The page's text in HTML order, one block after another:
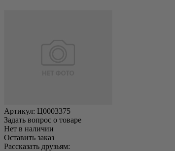
Артикул: Ц0003375
Задать вопрос о товаре
Нет в наличии
Оставить заказ
Рассказать друзьям: